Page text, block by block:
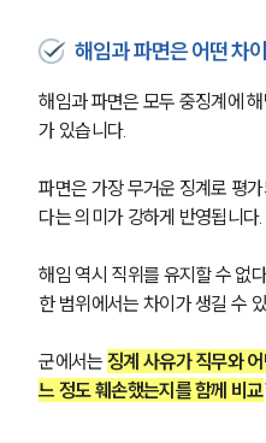
해임과 파면은 어떤 차
해임과 파면은 모두 중징계에
가 있습니다.
파면은 가장 무거운 징계로 평
다는 의미가 강하게 반영됩니다.
해임 역시 직위를 유지할 수 없
한 범위에서는 차이가 생길 수
군에서는 징계 사유가 직무와
느 정도 훼손했는지를 함께 비교